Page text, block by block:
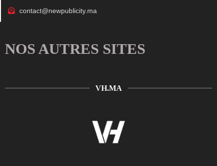
contact@newpublicity.ma
NOS AUTRES SITES
VH.MA